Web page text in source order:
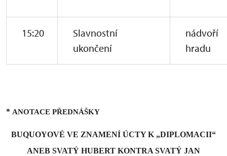
15:20
Slavnostní
ukončení
nádvoří
hradu
* ANOTACE PŘEDNÁŠKY
BUQUOYOVÉ VE ZNAMENÍ ÚCTY K „DIPLOMACII“
ANEB SVATÝ HUBERT KONTRA SVATÝ JAN